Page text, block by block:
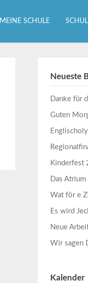
MEINE SCHULE
Neueste
Danke für
Guten
Kinderfest
Das
Wat för e
Es wird
Neue
Wir sagen
Kalender